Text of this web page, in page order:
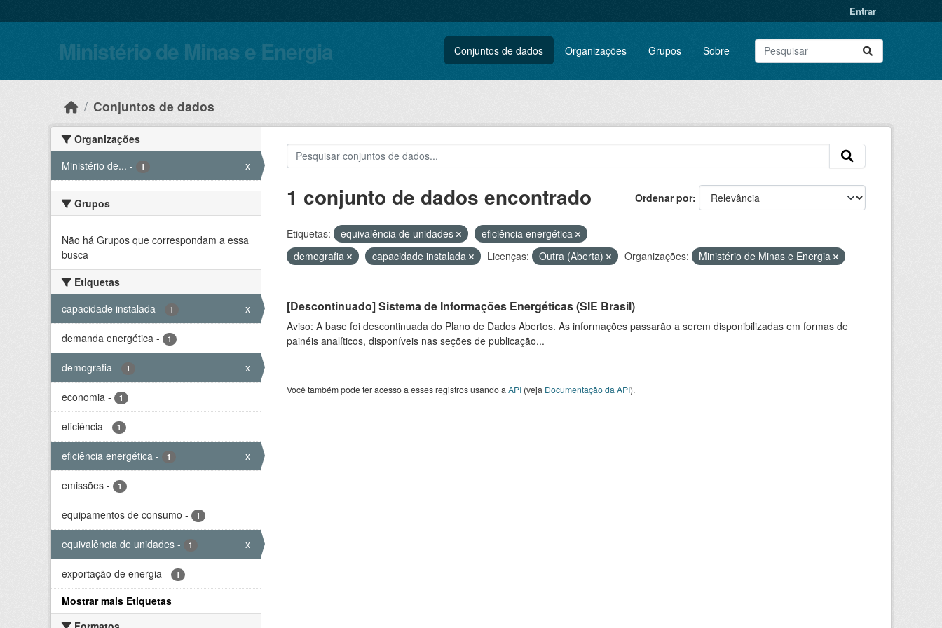
Entrar
Ministério de Minas e Energia Conjuntos de dados Organizações Grupos Sobre
Conjuntos de dados
Organizações
Ministério de... - 1 x
Grupos
Não há Grupos que correspondam a essa
busca
Etiquetas
capacidade instalada - 1 x
demanda energética - 1
demografia - 1 x
economia - 1
eficiência - 1
eficiência energética - 1 x
emissões - 1
equipamentos de consumo - 1
equivalência de unidades - 1 x
exportação de energia - 1
Mostrar mais Etiquetas
Ordenar por
1 conjunto de dados encontrado
Etiquetas: equivalência de unidades
eficiência energética
demografia
capacidade instalada Licenças: Outra (Aberta) Organizações: Ministério de Minas e Energia
[Descontinuado] Sistema de Informações Energéticas (SIE Brasil)
Aviso: A base foi descontinuada do Plano de Dados Abertos. As informações passarão a serem disponibilizadas em formas de
painéis analíticos, disponíveis nas seções de publicação...
Você também pode ter acesso a esses registros usando a API(veja Documentação da API).